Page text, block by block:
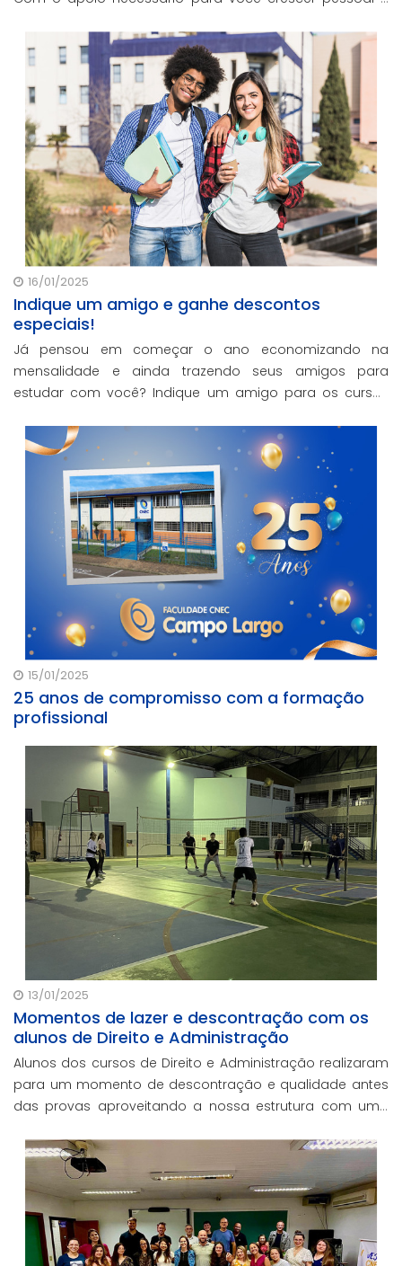
transformar metas em conquistas reais.
16/01/2025
Indique um amigo e ganhe descontos
especiais!
Já pensou em começar o ano economizando na
mensalidade e ainda trazendo seus amigos para
estudar com você? Indique um amigo para os cursos
mensalidade.
15/01/2025
25 anos de compromisso com a formação
profissional
13/01/2025
Momentos de lazer e descontração com os
alunos de Direito e Administração
Alunos dos cursos de Direito e Administração realizaram
para um momento de descontração e qualidade antes
das provas aproveitando a nossa estrutura com uma